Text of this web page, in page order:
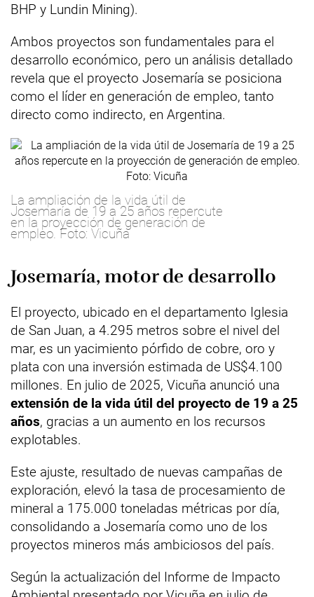
BHP y Lundin Mining).
Ambos proyectos son fundamentales para el
desarrollo económico, pero un análisis detallado
revela que el proyecto Josemaría se posiciona
como el líder en generación de empleo, tanto
directo como indirecto, en Argentina.
La ampliación de la vida útil de
Josemaría de 19 a 25 años repercute
en la proyección de generación de
empleo. Foto: Vicuña
Josemaría, motor de desarrollo
El proyecto, ubicado en el departamento Iglesia
de San Juan, a 4.295 metros sobre el nivel del
mar, es un yacimiento pórfido de cobre, oro y
plata con una inversión estimada de US$4.100
millones. En julio de 2025, Vicuña anunció una
extensión de la vida útil del proyecto de 19 a 25
años, gracias a un aumento en los recursos
explotables.
Este ajuste, resultado de nuevas campañas de
exploración, elevó la tasa de procesamiento de
mineral a 175.000 toneladas métricas por día,
consolidando a Josemaría como uno de los
proyectos mineros más ambiciosos del país.
Según la actualización del Informe de Impacto